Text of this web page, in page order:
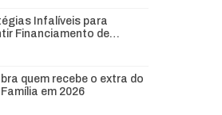
Infalíveis para
Financiamento de…
quem recebe o extra do
em 2026